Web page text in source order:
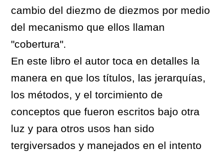
cambio del diezmo de diezmos por medio
del mecanismo que ellos llaman
"cobertura".
En este libro el autor toca en detalles la
manera en que los títulos, las jerarquías,
los métodos, y el torcimiento de
conceptos que fueron escritos bajo otra
luz y para otros usos han sido
tergiversados y manejados en el intento